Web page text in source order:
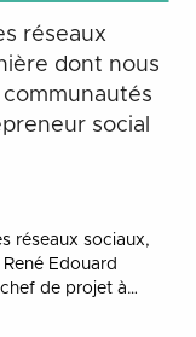
réseaux
dont nous
social
réseaux sociaux,
Edouard
de projet à…